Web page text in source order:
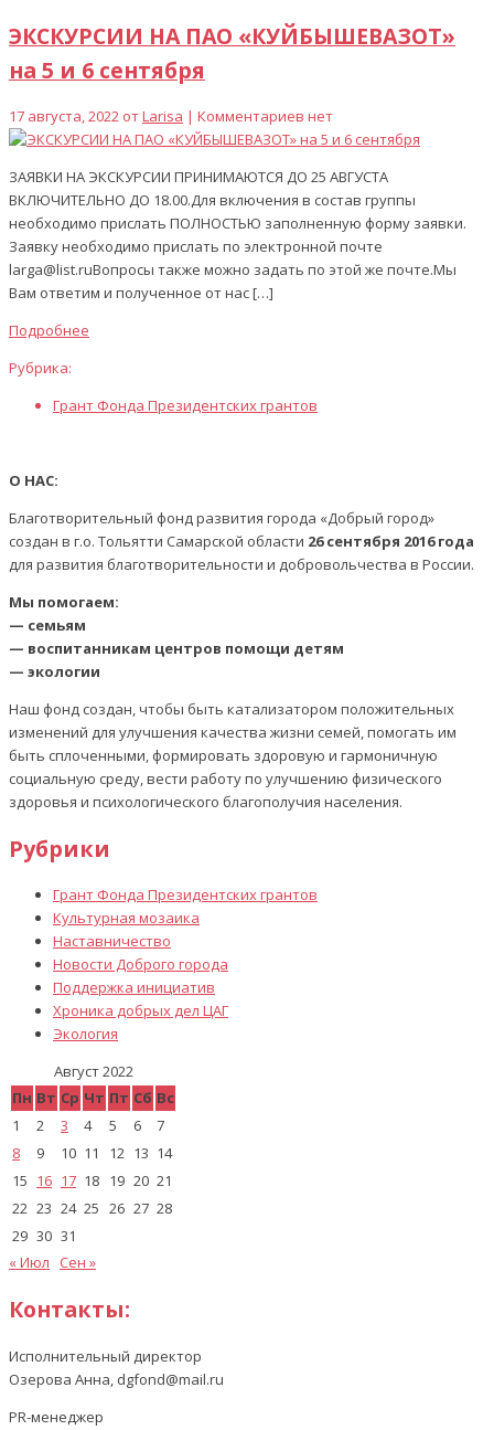
ЭКСКУРСИИ НА ПАО «КУЙБЫШЕВАЗОТ»
на 5 и 6 сентября
17 августа, 2022 отLarisa | Комментариев нет
ЗАЯВКИ НА ЭКСКУРСИИ ПРИНИМАЮТСЯ ДО 25 АВГУСТА
ВКЛЮЧИТЕЛЬНО ДО 18.00.Для включения в состав группы
необходимо прислать ПОЛНОСТЬЮ заполненную форму заявки.
Заявку необходимо прислать по электронной почте
larga@list.ruВопросы также можно задать по этой же почте.Мы
Вам ответим и полученное от нас […]
Подробнее
Рубрика:
Грант Фонда Президентских грантов
О НАС:
Благотворительный фонд развития города «Добрый город»
создан в г.о. Тольятти Самарской области 26 сентября 2016 года
для развития благотворительности и добровольчества в России.
Мы помогаем:
— семьям
— воспитанникам центров помощи детям
— экологии
Наш фонд создан, чтобы быть катализатором положительных
изменений для улучшения качества жизни семей, помогать им
быть сплоченными, формировать здоровую и гармоничную
социальную среду, вести работу по улучшению физического
здоровья и психологического благополучия населения.
Рубрики
Грант Фонда Президентских грантов
Культурная мозаика
Наставничество
Новости Доброго города
Поддержка инициатив
Хроника добрых дел ЦАГ
Экология
Август 2022
Пн Вт Ср Чт Пт Сб Вс
1
2 3 4 5 6
7
8
9 10 11 12 13 14
15 16 17 18 19 20 21
22 23 24 25 26 27 28
29 30 31
« Июл
Сен »
Контакты:
Исполнительный директор
Озерова Анна, dgfond@mail.ru
PR-менеджер